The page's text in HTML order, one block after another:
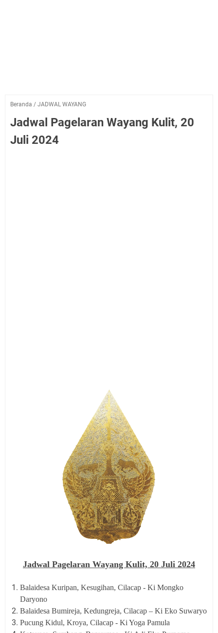
Beranda / JADWAL WAYANG
Jadwal Pagelaran Wayang Kulit, 20
Juli 2024
Jadwal Pagelaran Wayang Kulit, 20 Juli 2024
Balaidesa Kuripan, Kesugihan, Cilacap - Ki Mongko
Daryono
Balaidesa Bumireja, Kedungreja, Cilacap – Ki Eko Suwaryo
Pucung Kidul, Kroya, Cilacap - Ki Yoga Pamula